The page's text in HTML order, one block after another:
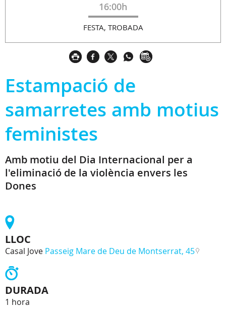
16:00h
FESTA, TROBADA
Estampació de
samarretes amb motius
feministes
Amb motiu del Dia Internacional per a
l'eliminació de la violència envers les
Dones
LLOC
Casal Jove Passeig Mare de Deu de Montserrat, 45
DURADA
1 hora